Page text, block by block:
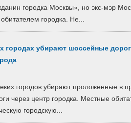
городка Москвы», но экс-мэр
городка. Не...
городах убирают шоссейные
городов убирают проложенные в
через центр городка. Местные
городскую...